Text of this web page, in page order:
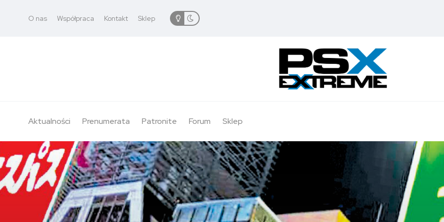
O nas Współpraca Kontakt Sklep
Aktualności Prenumerata Patronite Forum Sklep